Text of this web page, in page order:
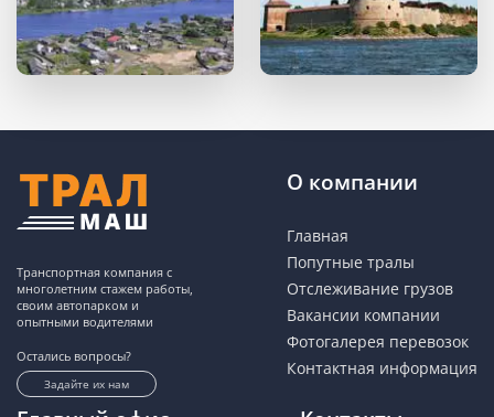
Транспортная компания с
многолетним стажем работы,
своим автопарком и
опытными водителями
Остались вопросы?
Задайте их нам
О компании
Главная
Попутные тралы
Отслеживание грузов
Вакансии компании
Фотогалерея перевозок
Контактная информация